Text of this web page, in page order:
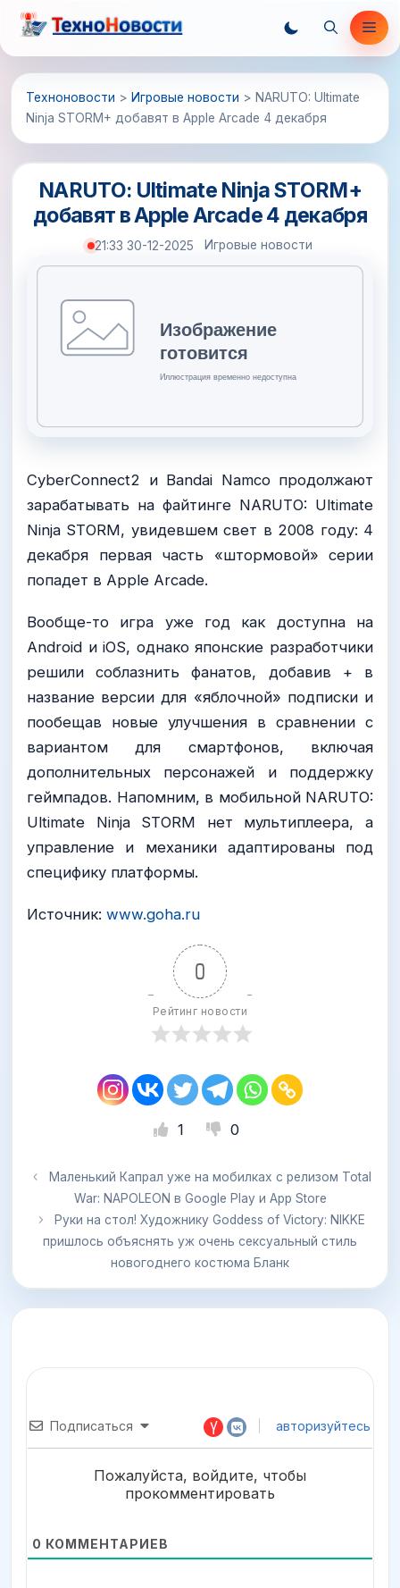
Перейти
содержимому
Техноновости > Игровые новости > NARUTO: Ultimate
Ninja STORM+ добавят в Apple Arcade 4 декабря
NARUTO: Ultimate Ninja STORM+
добавят в Apple Arcade 4 декабря
21:33 30-12-2025 Игровые новости
CyberConnect2 и Bandai Namco продолжают
зарабатывать на файтинге NARUTO: Ultimate
Ninja STORM, увидевшем свет в 2008 году: 4
декабря первая часть «штормовой» серии
попадет в Apple Arcade.
Вообще-то игра уже год как доступна на
Android и iOS, однако японские разработчики
решили соблазнить фанатов, добавив + в
название версии для «яблочной» подписки и
пообещав новые улучшения в сравнении с
вариантом для смартфонов, включая
дополнительных персонажей и поддержку
геймпадов. Напомним, в мобильной NARUTO:
Ultimate Ninja STORM нет мультиплеера, а
управление и механики адаптированы под
специфику платформы.
Источник: www.goha.ru
0
Рейтинг новости
1 0
Маленький Капрал уже на мобилках с релизом Total
War: NAPOLEON в Google Play и App Store
Руки на стол! Художнику Goddess of Victory: NIKKE
пришлось объяснять уж очень сексуальный стиль
новогоднего костюма Бланк
Подписаться авторизуйтесь
Пожалуйста, войдите, чтобы
прокомментировать
0 КОММЕНТАРИЕВ